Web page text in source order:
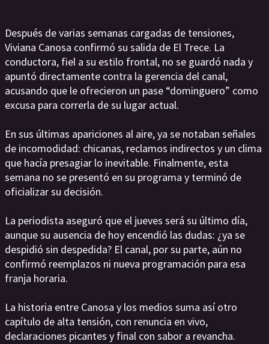
Después de varias semanas cargadas de tensiones,
Viviana Canosa confirmó su salida de El Trece. La
conductora, fiel a su estilo frontal, no se guardó nada y
apuntó directamente contra la gerencia del canal,
acusando que le ofrecieron un pase “dominguero” como
excusa para correrla de su lugar actual.
En sus últimas apariciones al aire, ya se notaban señales
de incomodidad: chicanas, reclamos indirectos y un clima
que hacía presagiar lo inevitable. Finalmente, esta
semana no se presentó en su programa y terminó de
oficializar su decisión.
La periodista aseguró que el jueves será su último día,
aunque su ausencia de hoy encendió las dudas: ¿ya se
despidió sin despedida? El canal, por su parte, aún no
confirmó reemplazos ni nueva programación para esa
franja horaria.
La historia entre Canosa y los medios suma así otro
capítulo de alta tensión, con renuncia en vivo,
declaraciones picantes y final con sabor a revancha.